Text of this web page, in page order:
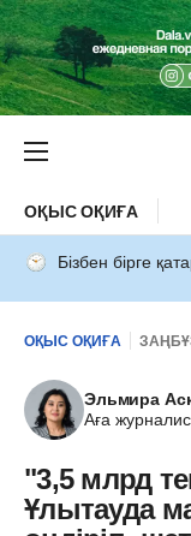
ОҚЫС ОҚИҒА
Бізбен бірге
ОҚЫС ОҚИҒА
Эльмира
Аға
"3,5 млрд
Ұлытауда